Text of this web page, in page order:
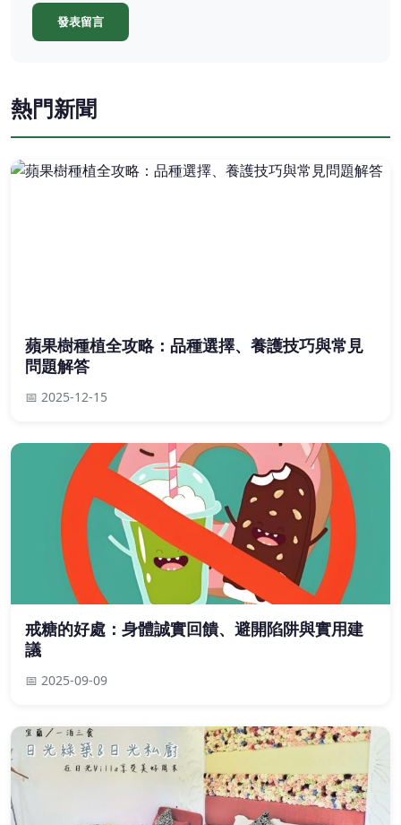
發表留言
熱門新聞
蘋果樹種植全攻略：品種選擇、養護技巧與常見
問題解答
📅 2025-12-15
戒糖的好處：身體誠實回饋、避開陷阱與實用建
議
📅 2025-09-09